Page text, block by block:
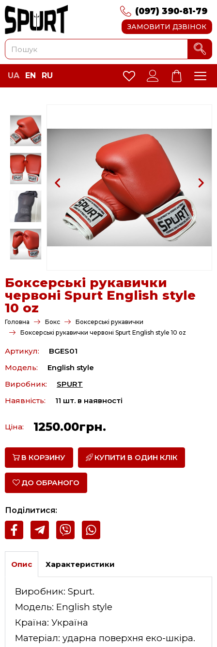
(097) 390-81-79
ЗАМОВИТИ ДЗВІНОК
UA EN RU
Боксерські рукавички
червоні Spurt English style
10 oz
Головна Бокс
Боксерські рукавички
Боксерські рукавички червоні Spurt English style 10 oz
Артикул:
BGES01
Модель:
English style
Виробник:
SPURT
Наявність:
11 шт. в наявності
Ціна: 1250.00грн.
В КОРЗИНУ КУПИТИ В ОДИН КЛІК
ДО ОБРАНОГО
Поділитися:
Опис Характеристики
Виробник: Spurt.
Модель: English style
Країна: Україна
Матеріал: ударна поверхня еко-шкіра.